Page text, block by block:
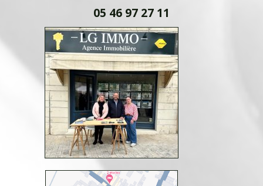
05 46 97 27 11